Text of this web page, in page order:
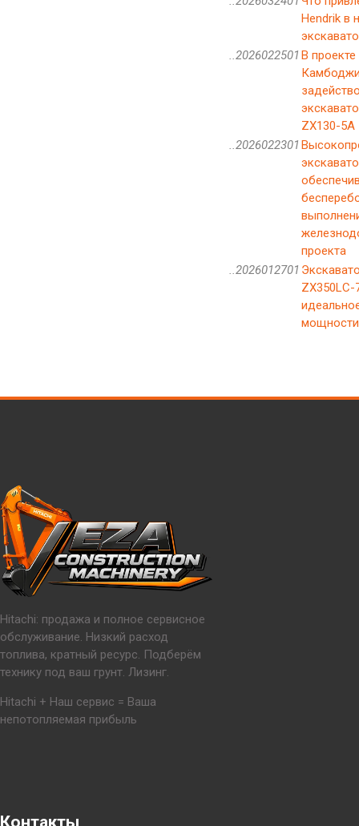
Hendrik в
..2026022501 В
ZX130-5A
..2026022301
проекта
..2026012701
ZX350LC-
мощности
Hitachi: продажа и полное сервисное
обслуживание. Низкий расход
топлива, кратный ресурс. Подберём
технику под ваш грунт. Лизинг.
Hitachi + Наш сервис = Ваша
непотопляемая прибыль
Контакты